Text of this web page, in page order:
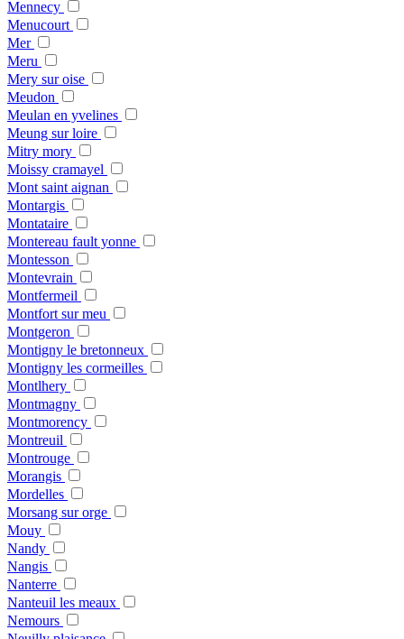
Mennecy
Menucourt
Mer
Meru
Mery sur oise
Meudon
Meulan en yvelines
Meung sur loire
Mitry mory
Moissy cramayel
Mont saint aignan
Montargis
Montataire
Montereau fault yonne
Montesson
Montevrain
Montfermeil
Montfort sur meu
Montgeron
Montigny le bretonneux
Montigny les cormeilles
Montlhery
Montmagny
Montmorency
Montreuil
Montrouge
Morangis
Mordelles
Morsang sur orge
Mouy
Nandy
Nangis
Nanterre
Nanteuil les meaux
Nemours